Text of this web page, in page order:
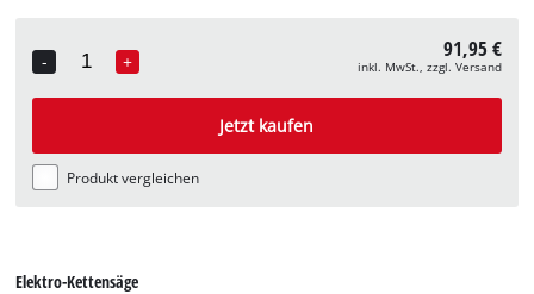
-
Quantity
+ 91,95 €
inkl. MwSt., zzgl. Versand
Jetzt kaufen
Produkt vergleichen
Elektro-Kettensäge